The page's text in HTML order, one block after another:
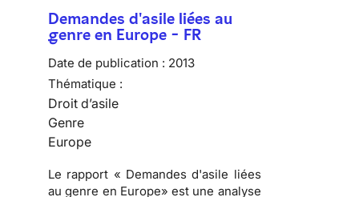
Demandes d'asile liées au
genre en Europe - FR
Date de publication : 2013
Thématique :
Droit d’asile
Genre
Europe
Le rapport « Demandes d'asile liées
au genre en Europe» est une analyse